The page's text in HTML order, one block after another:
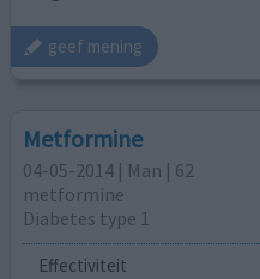
geef mening
Metformine
04-05-2014 | Man | 62
metformine
Diabetes type 1
Effectiviteit